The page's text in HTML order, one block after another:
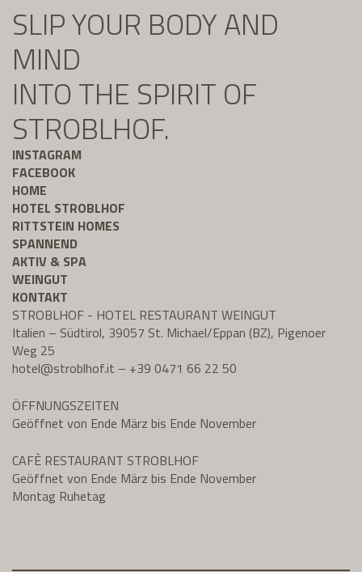
SLIP YOUR BODY AND
MIND
INTO THE SPIRIT OF
STROBLHOF.
INSTAGRAM
FACEBOOK
HOME
HOTEL STROBLHOF
RITTSTEIN HOMES
SPANNEND
AKTIV & SPA
WEINGUT
KONTAKT
STROBLHOF - HOTEL RESTAURANT WEINGUT
Italien – Südtirol, 39057 St. Michael/Eppan (BZ), Pigenoer
Weg 25
hotel@stroblhof.it – +39 0471 66 22 50
ÖFFNUNGSZEITEN
Geöffnet von Ende März bis Ende November
CAFÈ RESTAURANT STROBLHOF
Geöffnet von Ende März bis Ende November
Montag Ruhetag